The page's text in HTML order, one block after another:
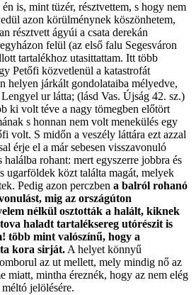
is, mint tüzér, résztvettem, s hogy nem
azon körülménynek köszönhetem,
résztvett ágyúi a csata derekán
felül (az első falu Segesváron
tartalékhoz utasittattam. Itt több
Petőfi közvetlenül a katastrofát
helyen járkált gondolataiba mélyedve,
ur látta; (lásd Vas. Újság 42. sz.)
ki volt téve a nagy tömegben előtört
s honnan nem volt menekülés egy
volt. S midőn a veszély láttára ezt azzal
érje el a már sebesen visszavonuló
halálba rohant: mert egyszerre jobbra és
ugarföldek közt találta magát, melyek
Pedig azon perczben a balról rohanó
mig az országúton
nélkül osztották a halált, kiknek
haladt tartaléksereg utórészit is
több mint valószínű, hogy a
kora sirját. A helyet könnyű
az ut mellett, mely mindig nő az
miatt, mintha éreznék, hogy az nem elég
jelölésére.